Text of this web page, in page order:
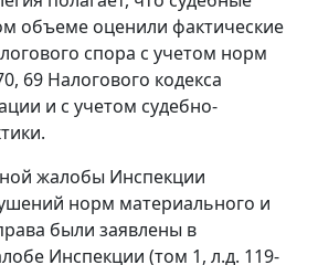
объеме оценили фактические
спора с учетом норм
, 69 Налогового кодекса
и с учетом судебно-
жалобы Инспекции
норм материального и
были заявлены в
Инспекции (том 1, л.д. 119-